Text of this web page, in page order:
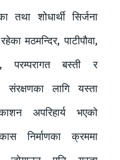
तथा शोधार्थी सिर्जना
मठमन्दिर, पाटीपौवा,
परम्परागत बस्ती र
संरक्षणका लागि यस्ता
अपरिहार्य भएको
निर्माणका क्रममा